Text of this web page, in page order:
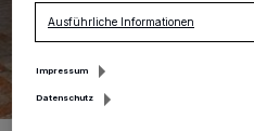
Ausführliche Informationen
Impressum
Datenschutz